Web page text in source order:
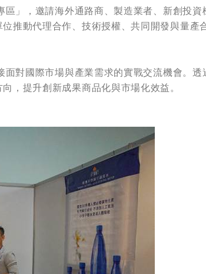
」，邀請海外通路商、製造業者、新創投資
推動代理合作、技術授權、共同開發與量產合
對國際市場與產業需求的實戰交流機會。透
，提升創新成果商品化與市場化效益。